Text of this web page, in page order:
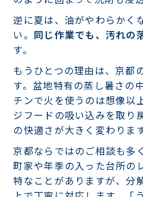
逆に夏は、油がやわらかく
い。 同じ作業でも、汚れの
す。
もうひとつの理由は、京都
す。盆地特有の蒸し暑さの
チンで火を使うのは想像以
ジフードの吸い込みを取り
の快適さが大きく変わります
京都ならではのご相談も多
町家や年季の入った台所の
特なことがありますが、分